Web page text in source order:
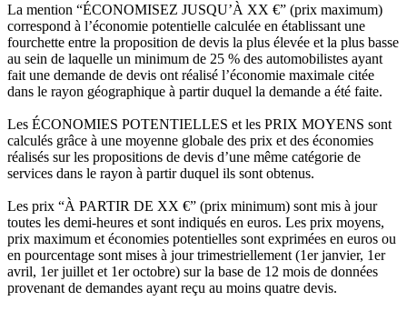
La mention “ÉCONOMISEZ JUSQU’À XX €” (prix maximum)
correspond à l’économie potentielle calculée en établissant une
fourchette entre la proposition de devis la plus élevée et la plus basse
au sein de laquelle un minimum de 25 % des automobilistes ayant
fait une demande de devis ont réalisé l’économie maximale citée
dans le rayon géographique à partir duquel la demande a été faite.
Les ÉCONOMIES POTENTIELLES et les PRIX MOYENS sont
calculés grâce à une moyenne globale des prix et des économies
réalisés sur les propositions de devis d’une même catégorie de
services dans le rayon à partir duquel ils sont obtenus.
Les prix “À PARTIR DE XX €” (prix minimum) sont mis à jour
toutes les demi-heures et sont indiqués en euros. Les prix moyens,
prix maximum et économies potentielles sont exprimées en euros ou
en pourcentage sont mises à jour trimestriellement (1er janvier, 1er
avril, 1er juillet et 1er octobre) sur la base de 12 mois de données
provenant de demandes ayant reçu au moins quatre devis.